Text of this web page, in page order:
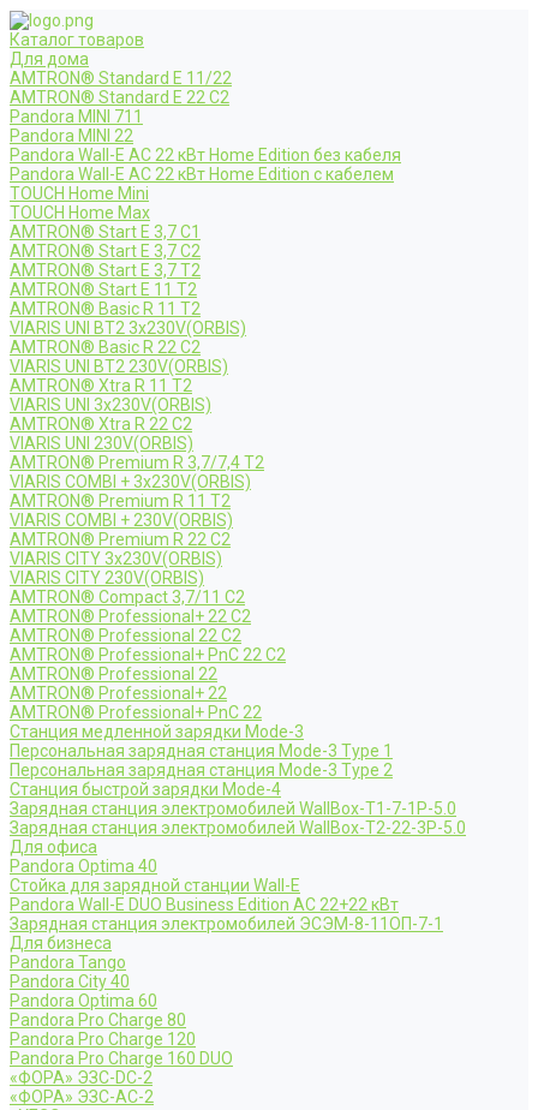
Каталог товаров
Для дома
AMTRON® Standard E 11/22
AMTRON® Standard E 22 C2
Pandora MINI 711
Pandora MINI 22
Pandora Wall-E AC 22 кВт Home Edition без кабеля
Pandora Wall-E AC 22 кВт Home Edition с кабелем
TOUCH Home Mini
TOUCH Home Max
AMTRON® Start E 3,7 C1
AMTRON® Start E 3,7 C2
AMTRON® Start E 3,7 T2
AMTRON® Start E 11 T2
AMTRON® Basic R 11 T2
VIARIS UNI BT2 3x230V(ORBIS)
AMTRON® Basic R 22 C2
VIARIS UNI BT2 230V(ORBIS)
AMTRON® Xtra R 11 T2
VIARIS UNI 3x230V(ORBIS)
AMTRON® Xtra R 22 C2
VIARIS UNI 230V(ORBIS)
AMTRON® Premium R 3,7/7,4 T2
VIARIS COMBI + 3x230V(ORBIS)
AMTRON® Premium R 11 T2
VIARIS COMBI + 230V(ORBIS)
AMTRON® Premium R 22 C2
VIARIS CITY 3x230V(ORBIS)
VIARIS CITY 230V(ORBIS)
AMTRON® Compact 3,7/11 C2
AMTRON® Professional+ 22 C2
AMTRON® Professional 22 C2
AMTRON® Professional+ PnC 22 C2
AMTRON® Professional 22
AMTRON® Professional+ 22
AMTRON® Professional+ PnC 22
Станция медленной зарядки Mode-3
Персональная зарядная станция Mode-3 Type 1
Персональная зарядная станция Mode-3 Type 2
Станция быстрой зарядки Mode-4
Зарядная станция электромобилей WallBox-Т1-7-1Р-5.0
Зарядная станция электромобилей WallBox-Т2-22-3Р-5.0
Для офиса
Pandora Optima 40
Стойка для зарядной станции Wall-E
Pandora Wall-E DUO Business Edition AC 22+22 кВт
Зарядная станция электромобилей ЭСЭМ-8-11ОП-7-1
Для бизнеса
Pandora Tango
Pandora City 40
Pandora Optima 60
Pandora Pro Charge 80
Pandora Pro Charge 120
Pandora Pro Charge 160 DUO
«ФОРА» ЭЗС-DC-2
«ФОРА» ЭЗС-AC-2